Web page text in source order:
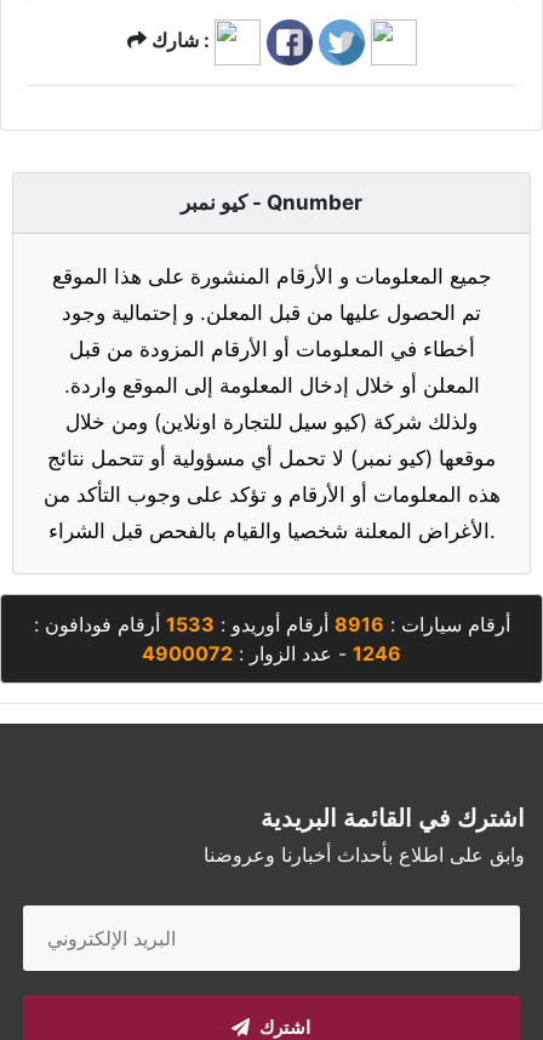
شارك :
كيو نمبر - Qnumber
جميع المعلومات و الأرقام المنشورة على هذا الموقع
تم الحصول عليها من قبل المعلن. و إحتمالية وجود
أخطاء في المعلومات أو الأرقام المزودة من قبل
المعلن أو خلال إدخال المعلومة إلى الموقع واردة.
ولذلك شركة (كيو سيل للتجارة اونلاين) ومن خلال
موقعها (كيو نمبر) لا تحمل أي مسؤولية أو تتحمل نتائج
هذه المعلومات أو الأرقام و تؤكد على وجوب التأكد من
الأغراض المعلنة شخصيا والقيام بالفحص قبل الشراء.
أرقام سيارات : 8916 أرقام أوريدو : 1533 أرقام فودافون :
1246 - عدد الزوار : 4900072
اشترك في القائمة البريدية
وابق على اطلاع بأحداث أخبارنا وعروضنا
اشترك